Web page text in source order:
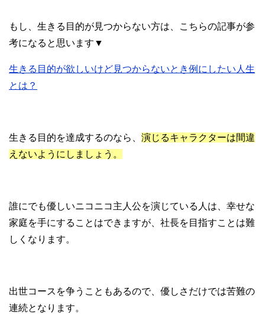
もし、生きる目的が見つからない方は、こちらの記事が参
考になると思います▼
生きる目的が欲しいけど見つからないとき例にしたい人生
とは？
生きる目的を達成するのなら、 演じるキャラクターは間違
えないようにしましょう。
誰にでも優しいニコニコ主人公を演じている人は、幸せな
家庭を手にすることはできますが、社長を目指すことは難
しくなります。
出世コースを争うこともあるので、優しさだけでは苦難の
連続となります。